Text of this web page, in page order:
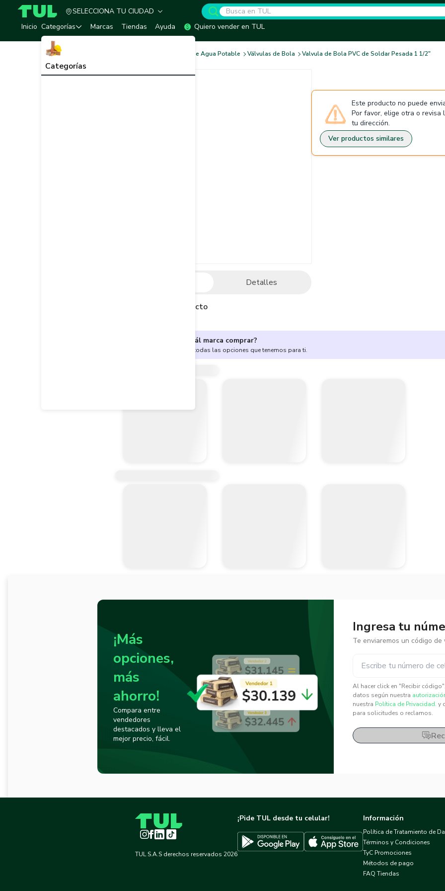
TUL - Tu Marketplace de Construcción
SELECCIONA TU CIUDAD
Inicio Categorías
Categorías
Marcas Tiendas Ayuda Quiero vender en TUL
Redes de Agua Potable Válvulas de Bola Valvula de Bola PVC de Soldar Pesada 1 1/2"
Detalles
Descripción del producto
Este producto no puede
Por favor, elige otra o revisa
tu dirección.
Ver productos similares
¿No sabes cuál marca comprar?
Encuentra aquí todas las opciones que tenemos para ti.
¡Más
opciones,
más
ahorro!
Compara entre
vendedores
destacados y lleva el
mejor precio, fácil.
Ingresa tu
Te enviaremos un código de
Al hacer click en "Recibir
datos según nuestra
nuestra Política de Privacidad. y
para solicitudes o reclamos.
Instagram
Facebook
LinkedInTikTok
TUL S.A.S derechos reservados 2026
¡Pide TUL desde tu celular!
Descargar TUL en Google PlayDescargar TUL en App Store
Información
Política de Tratamiento de
Términos y Condiciones
TyC Promociones
Métodos de pago
FAQ Tiendas